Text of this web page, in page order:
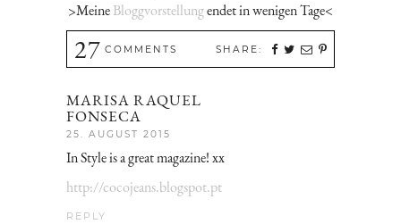
>MeineBloggvorstellungendet in wenigen Tage<
27 COMMENTS SHARE:
MARISA RAQUEL
FONSECA
25. AUGUST 2015
In Style is a great magazine! xx
http://cocojeans.blogspot.pt
REPLY